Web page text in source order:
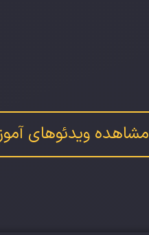
مشاهده ویدئوهای